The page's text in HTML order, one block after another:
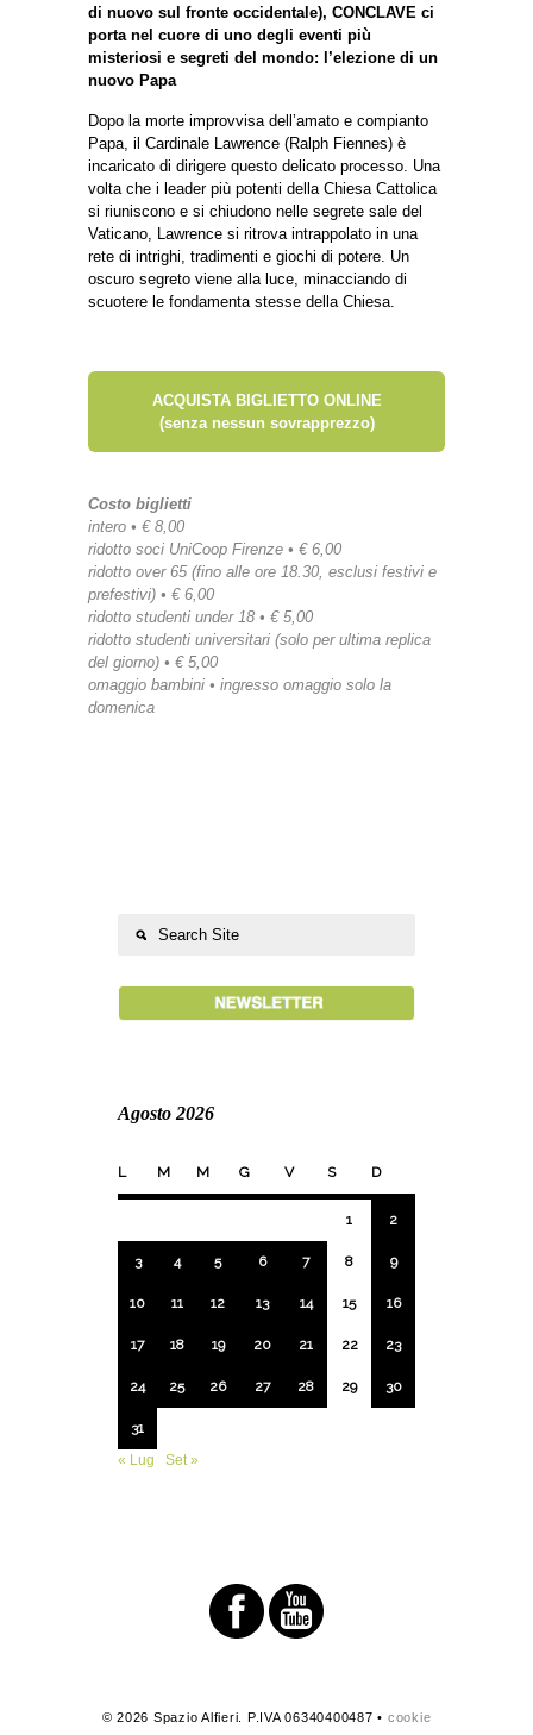
di nuovo sul fronte occidentale), CONCLAVE ci
porta nel cuore di uno degli eventi più
misteriosi e segreti del mondo: l’elezione di un
nuovo Papa
Dopo la morte improvvisa dell’amato e compianto
Papa, il Cardinale Lawrence (Ralph Fiennes) è
incaricato di dirigere questo delicato processo. Una
volta che i leader più potenti della Chiesa Cattolica
si riuniscono e si chiudono nelle segrete sale del
Vaticano, Lawrence si ritrova intrappolato in una
rete di intrighi, tradimenti e giochi di potere. Un
oscuro segreto viene alla luce, minacciando di
scuotere le fondamenta stesse della Chiesa.
ACQUISTA BIGLIETTO ONLINE
(senza nessun sovrapprezzo)
Costo biglietti
intero • € 8,00
ridotto soci UniCoop Firenze • € 6,00
ridotto over 65 (fino alle ore 18.30, esclusi festivi e
prefestivi) • € 6,00
ridotto studenti under 18 • € 5,00
ridotto studenti universitari (solo per ultima replica
del giorno) • € 5,00
omaggio bambini • ingresso omaggio solo la
domenica
Agosto 2026
L M M G V S D
1 2
3 4 5 6 7 8 9
10 11 12 13 14 15 16
17 18 19 20 21 22 23
24 25 26 27 28 29 30
31
« Lug
Set »
© 2026 Spazio Alfieri. P.IVA 06340400487 • cookie